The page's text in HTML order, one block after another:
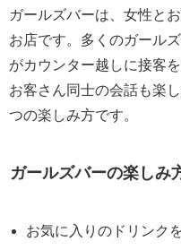
ガールズバーは、女性と
お店です。多くのガール
がカウンター越しに接客
お客さん同士の会話も楽
つの楽しみ方です。
ガールズバーの楽しみ
お気に入りのドリンク